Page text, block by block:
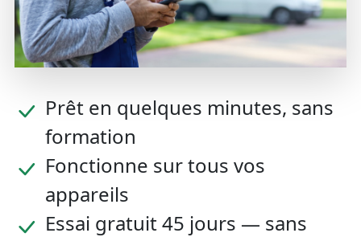
Prêt en quelques minutes, sans
formation
Fonctionne sur tous vos
appareils
Essai gratuit 45 jours — sans